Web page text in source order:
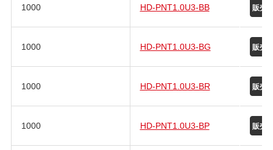
1000 HD-PNT1.0U3-BB
1000 HD-PNT1.0U3-BG
1000 HD-PNT1.0U3-BR
1000 HD-PNT1.0U3-BP